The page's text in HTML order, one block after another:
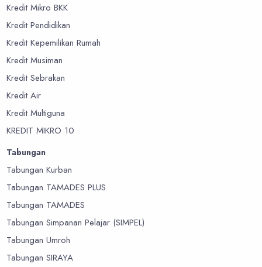
Kredit Mikro BKK
Kredit Pendidikan
Kredit Kepemilikan Rumah
Kredit Musiman
Kredit Sebrakan
Kredit Air
Kredit Multiguna
KREDIT MIKRO 10
Tabungan
Tabungan Kurban
Tabungan TAMADES PLUS
Tabungan TAMADES
Tabungan Simpanan Pelajar (SIMPEL)
Tabungan Umroh
Tabungan SIRAYA